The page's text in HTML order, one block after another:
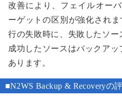
改善により、フェイルオー
ーゲットの区別が強化され
行の失敗時に、失敗したソー
成功したソースはバックア
あります。
■N2WS Backup & Recoveryの